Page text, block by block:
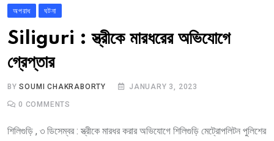
অপরাধ ঘটনা
Siliguri : স্ত্রীকে মারধরের অভিযোগে
গ্রেপ্তার
BYSOUMI CHAKRABORTY JANUARY 3, 2023
0 COMMENTS
শিলিগুড়ি , ৩ ডিসেম্বর : স্ত্রীকে মারধর করার অভিযোগে শিলিগুড়ি মেট্রোপলিটন পুলিশের